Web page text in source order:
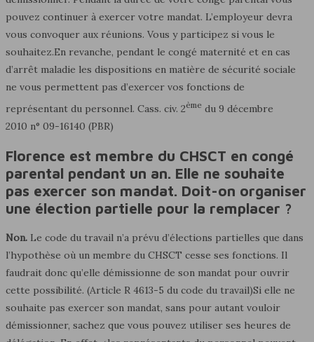
pouvez continuer à exercer votre mandat. L’employeur devra
vous convoquer aux réunions. Vous y participez si vous le
souhaitez.En revanche, pendant le congé maternité et en cas
d’arrêt maladie les dispositions en matière de sécurité sociale
ne vous permettent pas d’exercer vos fonctions de
représentant du personnel. Cass. civ. 2ème du 9 décembre
2010 n° 09-16140 (PBR)
Florence est membre du CHSCT en congé
parental pendant un an. Elle ne souhaite
pas exercer son mandat. Doit-on organiser
une élection partielle pour la remplacer ?
Non. Le code du travail n’a prévu d’élections partielles que dans
l’hypothèse où un membre du CHSCT cesse ses fonctions. Il
faudrait donc qu’elle démissionne de son mandat pour ouvrir
cette possibilité. (Article R 4613-5 du code du travail)Si elle ne
souhaite pas exercer son mandat, sans pour autant vouloir
démissionner, sachez que vous pouvez utiliser ses heures de